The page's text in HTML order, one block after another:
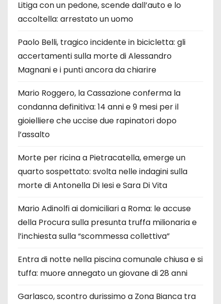
Litiga con un pedone, scende dall’auto e lo
accoltella: arrestato un uomo
Paolo Belli, tragico incidente in bicicletta: gli
accertamenti sulla morte di Alessandro
Magnani e i punti ancora da chiarire
Mario Roggero, la Cassazione conferma la
condanna definitiva: 14 anni e 9 mesi per il
gioielliere che uccise due rapinatori dopo
l’assalto
Morte per ricina a Pietracatella, emerge un
quarto sospettato: svolta nelle indagini sulla
morte di Antonella Di Iesi e Sara Di Vita
Mario Adinolfi ai domiciliari a Roma: le accuse
della Procura sulla presunta truffa milionaria e
l’inchiesta sulla “scommessa collettiva”
Entra di notte nella piscina comunale chiusa e si
tuffa: muore annegato un giovane di 28 anni
Garlasco, scontro durissimo a Zona Bianca tra